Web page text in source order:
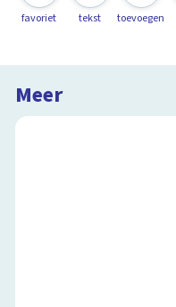
favoriet tekst toevoegen
Meer